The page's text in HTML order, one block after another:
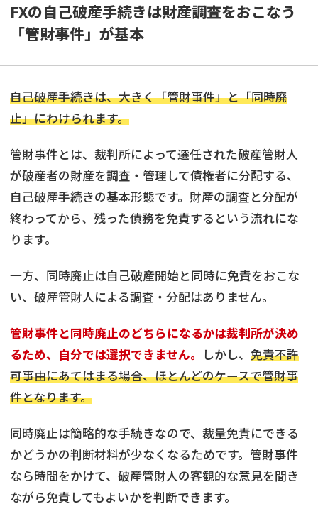
FXの自己破産手続きは財産調査をおこなう
「管財事件」が基本
自己破産手続きは、大きく「管財事件」と「同時廃
止」にわけられます。
管財事件とは、裁判所によって選任された破産管財人
が破産者の財産を調査・管理して債権者に分配する、
自己破産手続きの基本形態です。財産の調査と分配が
終わってから、残った債務を免責するという流れにな
ります。
一方、同時廃止は自己破産開始と同時に免責をおこな
い、破産管財人による調査・分配はありません。
管財事件と同時廃止のどちらになるかは裁判所が決め
るため、自分では選択できません。 しかし、 免責不許
可事由にあてはまる場合、ほとんどのケースで管財事
件となります。
同時廃止は簡略的な手続きなので、裁量免責にできる
かどうかの判断材料が少なくなるためです。管財事件
なら時間をかけて、破産管財人の客観的な意見を聞き
ながら免責してもよいかを判断できます。